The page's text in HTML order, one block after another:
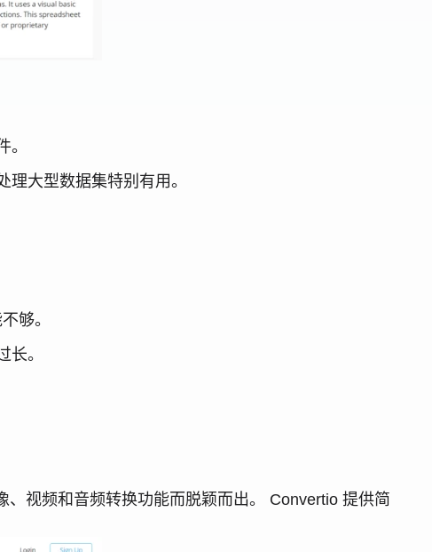
。
大型数据集特别有用。
够。
。
视频和音频转换功能而脱颖而出。 Convertio 提供简